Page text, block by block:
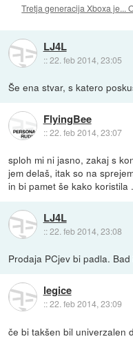
Tretja generacija Xboxa je...
LJ4L
::22. feb 2014, 23:05
Še ena stvar, s katero
FlyingBee
::22. feb 2014, 23:07
sploh mi ni jasno, zakaj s
jem delaš, itak so na
in bi pamet še kako
LJ4L
::22. feb 2014, 23:08
Prodaja PCjev bi padla. Bad
legice
::22. feb 2014, 23:09
če bi takšen bil univerzalen